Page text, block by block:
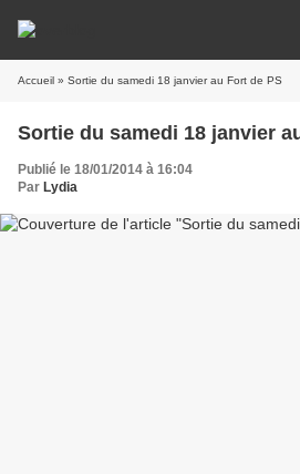
Accueil » Sortie du samedi 18 janvier au Fort de PS
Sortie du samedi 18 janvier
Publié le 18/01/2014 à 16:04
Par Lydia